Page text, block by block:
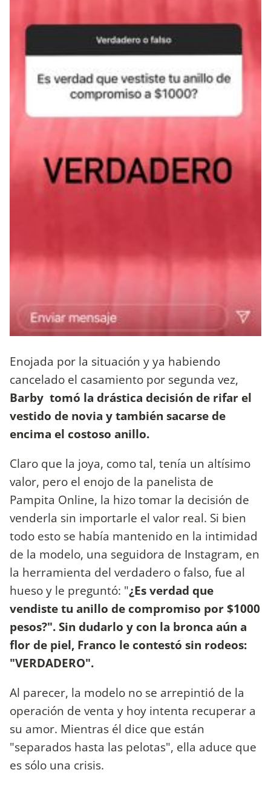
Enojada por la situación y ya habiendo
cancelado el casamiento por segunda vez,
Barby tomó la drástica decisión de rifar el
vestido de novia y también sacarse de
encima el costoso anillo.
Claro que la joya, como tal, tenía un altísimo
valor, pero el enojo de la panelista de
Pampita Online, la hizo tomar la decisión de
venderla sin importarle el valor real. Si bien
todo esto se había mantenido en la intimidad
de la modelo, una seguidora de Instagram, en
la herramienta del verdadero o falso, fue al
hueso y le preguntó: "¿Es verdad que
vendiste tu anillo de compromiso por $1000
pesos?". Sin dudarlo y con la bronca aún a
flor de piel, Franco le contestó sin rodeos:
"VERDADERO".
Al parecer, la modelo no se arrepintió de la
operación de venta y hoy intenta recuperar a
su amor. Mientras él dice que están
"separados hasta las pelotas", ella aduce que
es sólo una crisis.